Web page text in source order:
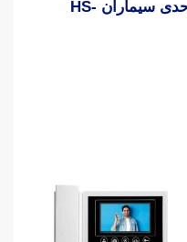
پکیج کامل آیفون تصویری 4 واحدی سیماران HS-